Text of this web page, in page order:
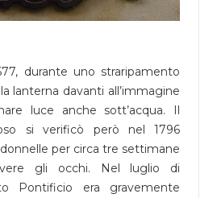
durante uno straripamento
lanterna davanti all’immagine
luce anche sott’acqua. Il
si verificò però nel 1796
per circa tre settimane
gli occhi. Nel luglio di
Pontificio era gravemente